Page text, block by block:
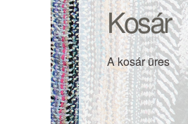
Kosár
A kosár üres